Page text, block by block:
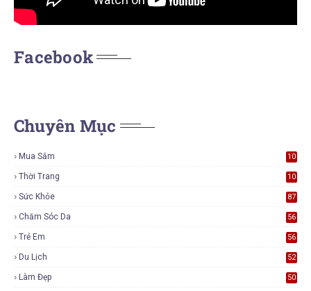
Facebook
Chuyên Mục
Mua Sắm
10
Thời Trang
10
Sức Khỏe 87
Chăm Sóc Da 56
Trẻ Em 56
Du Lịch 52
Làm Đẹp 50